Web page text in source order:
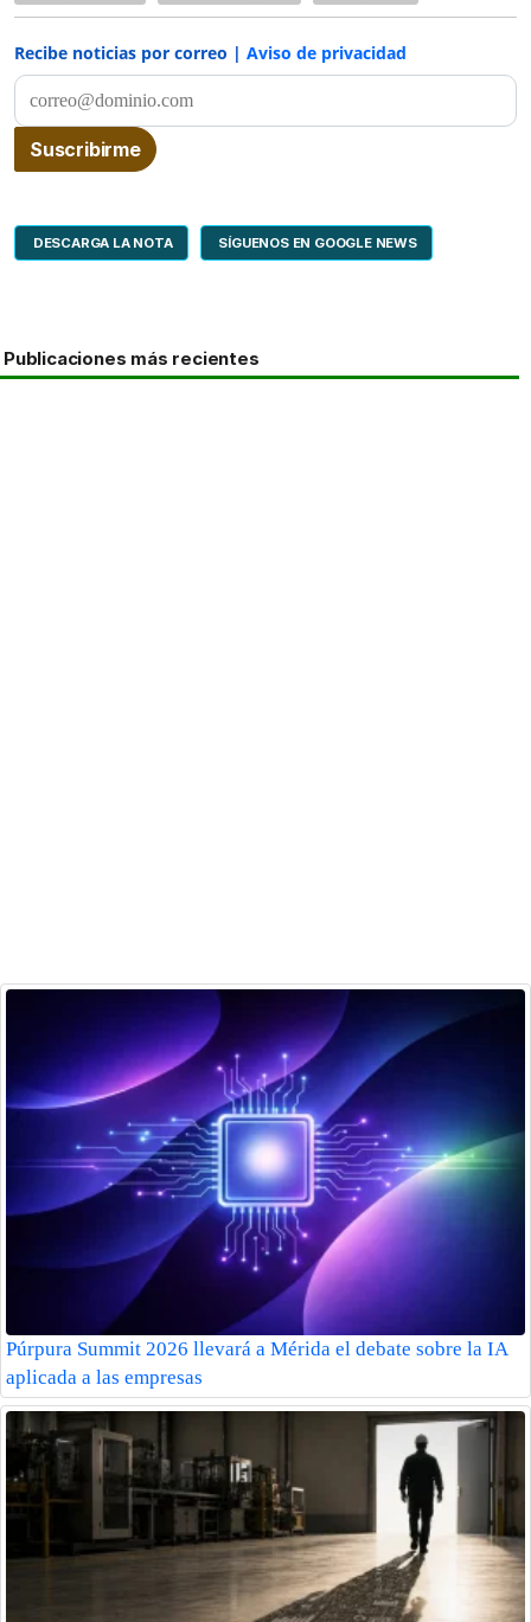
Recibe noticias por correo | Aviso de privacidad
DESCARGA LA NOTA SÍGUENOS EN GOOGLE NEWS
Publicaciones más recientes
Púrpura Summit 2026 llevará a Mérida el debate sobre la IA
aplicada a las empresas